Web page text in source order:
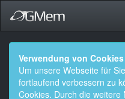
Verwendung von Cookies
Um unsere Webseite für
fortlaufend verbessern zu
Cookies. Durch die weitere